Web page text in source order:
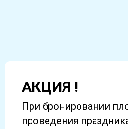
АКЦИЯ !
При бронировании
проведения